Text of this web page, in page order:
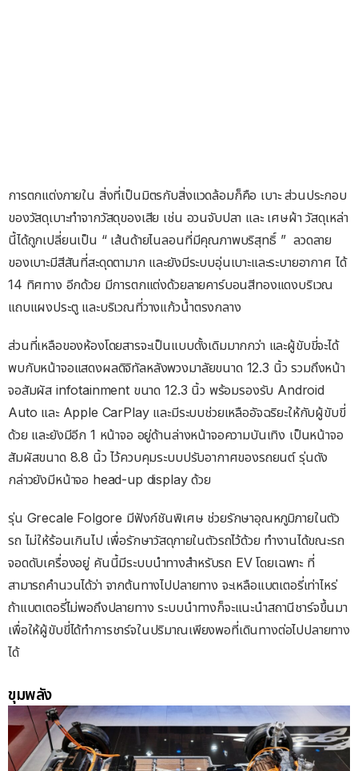
การตกแต่งภายใน สิ่งที่เป็นมิตรกับสิ่งแวดล้อมก็คือ เบาะ ส่วนประกอบ
ของวัสดุเบาะทำจากวัสดุของเสีย เช่น อวนจับปลา และ เศษผ้า วัสดุเหล่า
นี้ได้ถูกเปลี่ยนเป็น “ เส้นด้ายไนลอนที่มีคุณภาพบริสุทธิ์ ” ลวดลาย
ของเบาะมีสีสันที่สะดุดตามาก และยังมีระบบอุ่นเบาะและระบายอากาศ ได้
14 ทิศทาง อีกด้วย มีการตกแต่งด้วยลายคาร์บอนสีทองแดงบริเวณ
แถบแผงประตู และบริเวณที่วางแก้วน้ำตรงกลาง
ส่วนที่เหลือของห้องโดยสารจะเป็นแบบดั้งเดิมมากกว่า และผู้ขับขี่จะได้
พบกับหน้าจอแสดงผลดิจิทัลหลังพวงมาลัยขนาด 12.3 นิ้ว รวมถึงหน้า
จอสัมผัส infotainment ขนาด 12.3 นิ้ว พร้อมรองรับ Android
Auto และ Apple CarPlay และมีระบบช่วยเหลืออัจฉริยะให้กับผู้ขับขี่
ด้วย และยังมีอีก 1 หน้าจอ อยู่ด้านล่างหน้าจอความบันเทิง เป็นหน้าจอ
สัมผัสขนาด 8.8 นิ้ว ไว้ควบคุมระบบปรับอากาศของรถยนต์ รุ่นดัง
กล่าวยังมีหน้าจอ head-up display ด้วย
รุ่น Grecale Folgore มีฟังก์ชันพิเศษ ช่วยรักษาอุณหภูมิภายในตัว
รถ ไม่ให้ร้อนเกินไป เพื่อรักษาวัสดุภายในตัวรถไว้ด้วย ทำงานได้ขณะรถ
จอดดับเครื่องอยู่ คันนี้มีระบบนำทางสำหรับรถ EV โดยเฉพาะ ที่
สามารถคำนวนได้ว่า จากต้นทางไปปลายทาง จะเหลือแบตเตอรี่เท่าไหร่
ถ้าแบตเตอรี่ไม่พอถึงปลายทาง ระบบนำทางก็จะแนะนำสถานีชาร์จขึ้นมา
เพื่อให้ผู้ขับขี่ได้ทำการชาร์จในปริมาณเพียงพอที่เดินทางต่อไปปลายทาง
ได้
ขุมพลัง